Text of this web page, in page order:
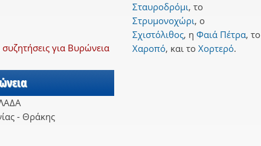
για Βυρώνεια
- Θράκης
Σταυροδρόμι, το
Στρυμονοχώρι, ο
Σχιστόλιθος, η Φαιά Πέτρα, το
Χαροπό, και το Χορτερό.